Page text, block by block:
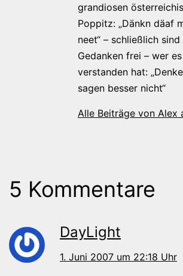
grandiosen
Poppitz: „Dänkn däaf
neet“ – schließlich
Gedanken frei – wer
verstanden hat:
sagen besser nicht“
Alle Beiträge von Alex
5 Kommentare
DayLight
1. Juni 2007 um 22:18 Uhr